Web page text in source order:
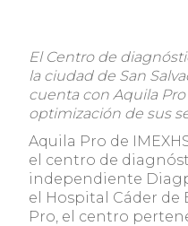
El Centro de
la ciudad de San
cuenta con Aquila
optimización de sus
Aquila Pro de
el centro de
independiente
el Hospital Cáder de
Pro, el centro